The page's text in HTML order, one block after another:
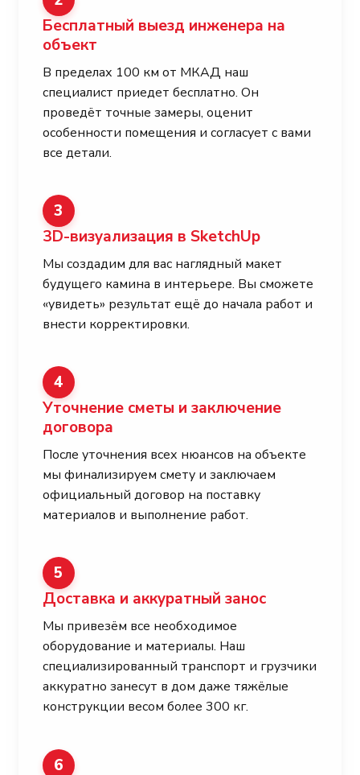
Бесплатный выезд инженера на
объект
В пределах 100 км от МКАД наш
специалист приедет бесплатно. Он
проведёт точные замеры, оценит
особенности помещения и согласует с вами
все детали.
3
3D-визуализация в SketchUp
Мы создадим для вас наглядный макет
будущего камина в интерьере. Вы сможете
«увидеть» результат ещё до начала работ и
внести корректировки.
4
Уточнение сметы и заключение
договора
После уточнения всех нюансов на объекте
мы финализируем смету и заключаем
официальный договор на поставку
материалов и выполнение работ.
5
Доставка и аккуратный занос
Мы привезём все необходимое
оборудование и материалы. Наш
специализированный транспорт и грузчики
аккуратно занесут в дом даже тяжёлые
конструкции весом более 300 кг.
6